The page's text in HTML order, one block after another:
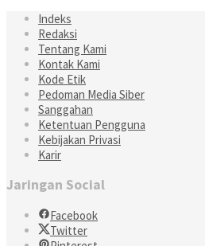
Indeks
Redaksi
Tentang Kami
Kontak Kami
Kode Etik
Pedoman Media Siber
Sanggahan
Ketentuan Pengguna
Kebijakan Privasi
Karir
Jaringan Social
Facebook
Twitter